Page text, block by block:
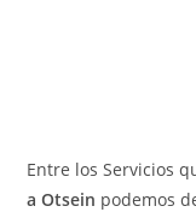
Entre los Servicios
a Otsein podemos